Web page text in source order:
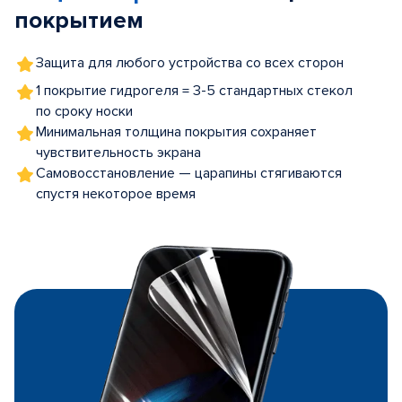
покрытием
Защита для любого устройства со всех сторон
1 покрытие гидрогеля = 3-5 стандартных стекол
по сроку носки
Минимальная толщина покрытия сохраняет
чувствительность экрана
Самовосстановление — царапины стягиваются
спустя некоторое время